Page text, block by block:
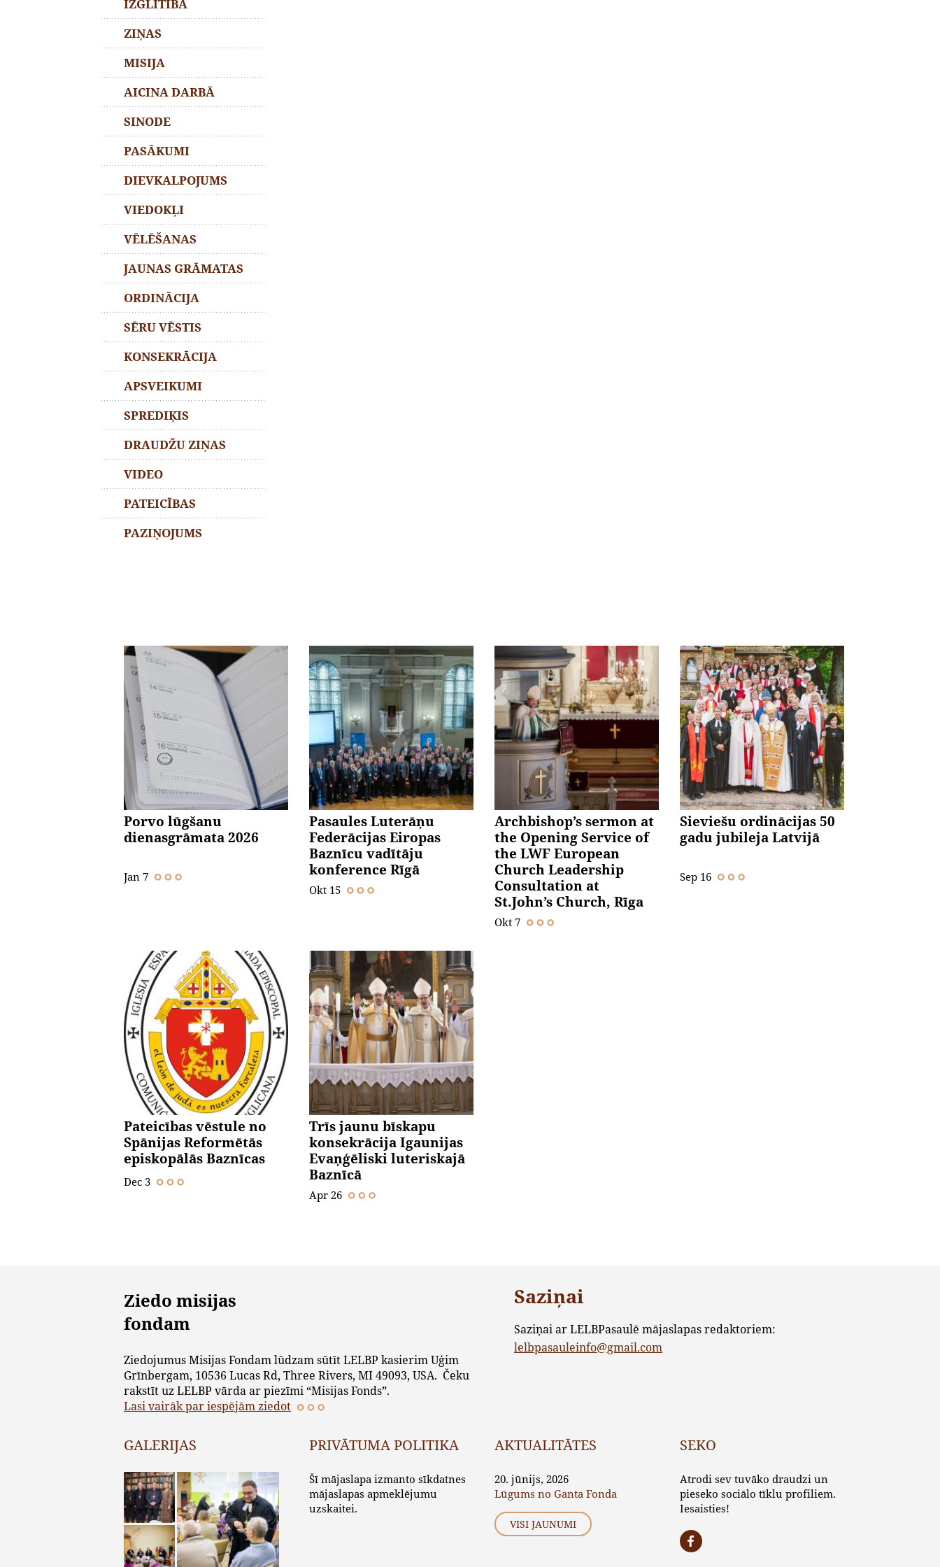
IZGLĪTĪBA
ZIŅAS
MISIJA
AICINA DARBĀ
SINODE
PASĀKUMI
DIEVKALPOJUMS
VIEDOKĻI
VĒLĒŠANAS
JAUNAS GRĀMATAS
ORDINĀCIJA
SĒRU VĒSTIS
KONSEKRĀCIJA
APSVEIKUMI
SPREDIĶIS
DRAUDŽU ZIŅAS
VIDEO
PATEICĪBAS
PAZIŅOJUMS
Porvo lūgšanu
dienasgrāmata 2026
Jan 7
Pasaules Luterāņu
Federācijas Eiropas
Baznīcu vadītāju
konference Rīgā
Okt 15
Archbishop’s sermon at
the Opening Service of
the LWF European
Church Leadership
Consultation at
St.John’s Church, Rīga
Okt 7
Sieviešu ordinācijas 50
gadu jubileja Latvijā
Sep 16
Pateicības vēstule no
Spānijas Reformētās
episkopālās Baznīcas
Dec 3
Trīs jaunu bīskapu
konsekrācija Igaunijas
Evaņģēliski luteriskajā
Baznīcā
Apr 26
Ziedo misijas
fondam
Ziedojumus Misijas Fondam lūdzam sūtīt LELBP kasierim Uģim
Grīnbergam, 10536 Lucas Rd, Three Rivers, MI 49093, USA. Čeku
rakstīt uz LELBP vārda ar piezīmi “Misijas Fonds”.
Lasi vairāk par iespējām ziedot
Saziņai
Saziņai ar LELBPasaulē mājaslapas redaktoriem:
lelbpasauleinfo@gmail.com
GALERIJAS PRIVĀTUMA POLITIKA
Šī mājaslapa izmanto sīkdatnes
mājaslapas apmeklējumu
uzskaitei.
AKTUALITĀTES
20. jūnijs, 2026
Lūgums no Ganta Fonda
VISI JAUNUMI
SEKO
Atrodi sev tuvāko draudzi un
pieseko sociālo tīklu profiliem.
Iesaisties!